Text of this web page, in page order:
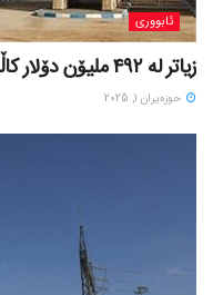
ئابووری
زیاتر لە ٤٩٢ ملیۆن دۆلار کاڵا لە گومرگی کرماشانەوە هەناردە کرا
حوزه‌یران 1, 2025